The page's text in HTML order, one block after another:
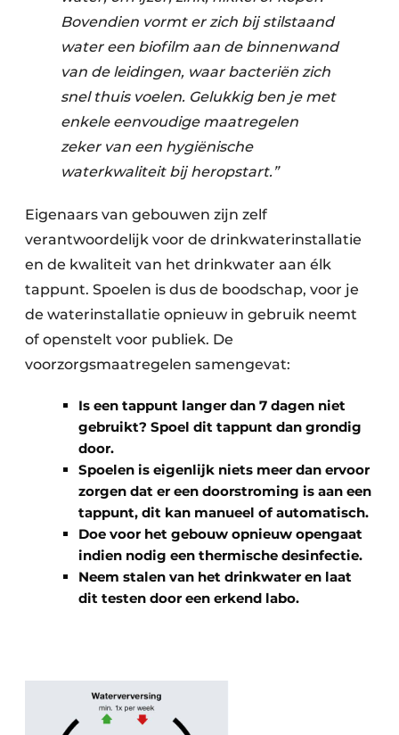
Bovendien vormt er zich bij stilstaand
water een biofilm aan de binnenwand
van de leidingen, waar bacteriën zich
snel thuis voelen. Gelukkig ben je met
enkele eenvoudige maatregelen
zeker van een hygiënische
waterkwaliteit bij heropstart.”
Eigenaars van gebouwen zijn zelf
verantwoordelijk voor de drinkwaterinstallatie
en de kwaliteit van het drinkwater aan élk
tappunt. Spoelen is dus de boodschap, voor je
de waterinstallatie opnieuw in gebruik neemt
of openstelt voor publiek. De
voorzorgsmaatregelen samengevat:
Is een tappunt langer dan 7 dagen niet
gebruikt? Spoel dit tappunt dan grondig
door.
Spoelen is eigenlijk niets meer dan ervoor
zorgen dat er een doorstroming is aan een
tappunt, dit kan manueel of automatisch.
Doe voor het gebouw opnieuw opengaat
indien nodig een thermische desinfectie.
Neem stalen van het drinkwater en laat
dit testen door een erkend labo.